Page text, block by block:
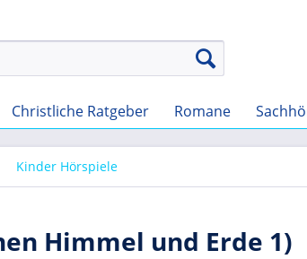
Christliche Ratgeber Romane
Kinder Hörspiele
Himmel und Erde 1)